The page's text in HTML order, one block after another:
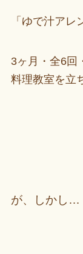
「ゆで汁アレ
3ヶ月・全6回
料理教室を立
が、しかし…